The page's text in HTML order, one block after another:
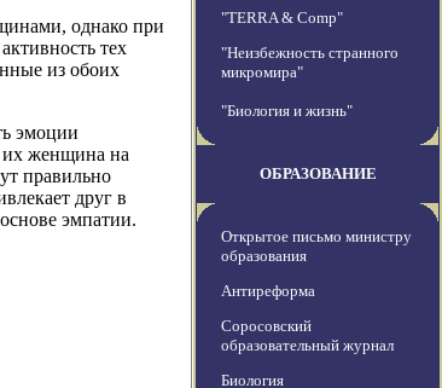
однако при
тех
из обоих
эмоции
их женщина на
правильно
друг в
эмпатии.
"TERRA & Comp"
"Неизбежность странного
микромира"
"Биология и жизнь"
ОБРАЗОВАНИЕ
Открытое письмо министру
образования
Антиреформа
Соросовский
образовательный журнал
Биология